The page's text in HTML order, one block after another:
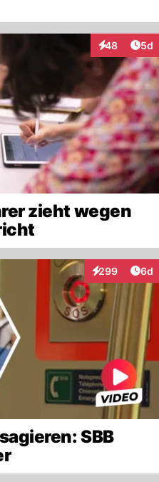
48
Interaktionen
5d
zieht wegen
299
Interaktionen
6d
SBB